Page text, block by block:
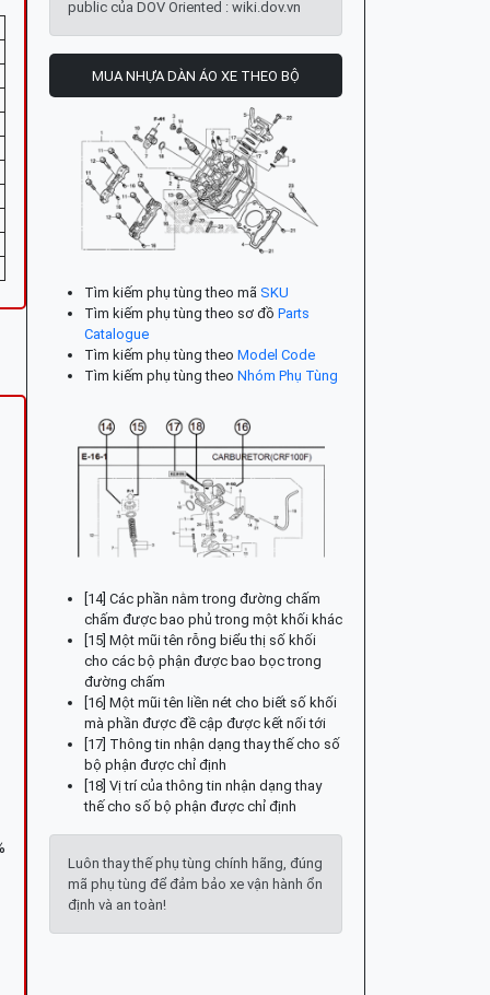
public của DOV Oriented : wiki.dov.vn
MUA NHỰA DÀN ÁO XE THEO BỘ
Tìm kiếm phụ tùng theo mã SKU
Tìm kiếm phụ tùng theo sơ đồ Parts
Catalogue
Tìm kiếm phụ tùng theo Model Code
Tìm kiếm phụ tùng theo Nhóm Phụ Tùng
[14] Các phần nằm trong đường chấm
chấm được bao phủ trong một khối khác
[15] Một mũi tên rỗng biểu thị số khối
cho các bộ phận được bao bọc trong
đường chấm
[16] Một mũi tên liền nét cho biết số khối
mà phần được đề cập được kết nối tới
[17] Thông tin nhận dạng thay thế cho số
bộ phận được chỉ định
[18] Vị trí của thông tin nhận dạng thay
thế cho số bộ phận được chỉ định
Luôn thay thế phụ tùng chính hãng, đúng
mã phụ tùng để đảm bảo xe vận hành ổn
định và an toàn!